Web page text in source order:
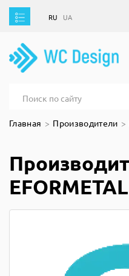
UARU UA
Главная Производители
EFORMETAL